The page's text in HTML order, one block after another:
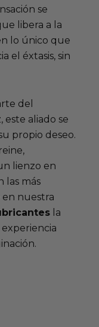
se
libera a la
lo único que
el éxtasis, sin
del
aliado se
propio deseo.
lienzo en
las más
en nuestra
la